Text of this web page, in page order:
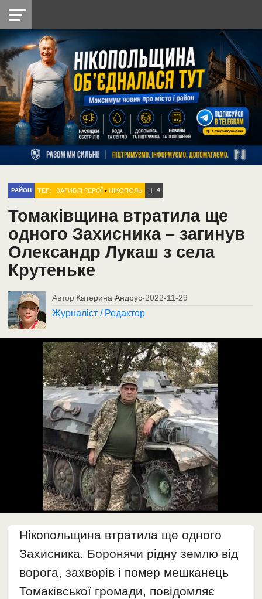
НІКОПОЛЬ
РАЙОН
СІЧЕСЛАВСЬКА
УКРАЇНА
РЕТРО
НІКОПОЛЬ
ЛАЙТ
УКРАЇНА
ДОПОМОГА
РАДІО
РАЙОН ТЕГ: ЗАГИБЛІ ГЕРОЇ •НІКОПОЛЬ 4
Томаківщина втратила ще
одного Захисника – загинув
Олександр Лукаш з села
Крутеньке
Автор Катерина Андрус-2022-11-29
Журналіст / Редактор
Нікопольщина втратила ще одного
Захисника. Боронячи рідну землю від
ворога, захворів і помер мешканець
Томаківської громади, повідомляє